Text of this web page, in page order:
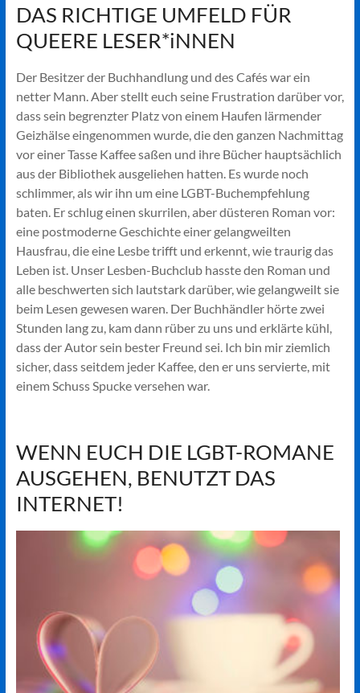
DAS RICHTIGE UMFELD FÜR
QUEERE LESER*iNNEN
Der Besitzer der Buchhandlung und des Cafés war ein
netter Mann. Aber stellt euch seine Frustration darüber vor,
dass sein begrenzter Platz von einem Haufen lärmender
Geizhälse eingenommen wurde, die den ganzen Nachmittag
vor einer Tasse Kaffee saßen und ihre Bücher hauptsächlich
aus der Bibliothek ausgeliehen hatten. Es wurde noch
schlimmer, als wir ihn um eine LGBT-Buchempfehlung
baten. Er schlug einen skurrilen, aber düsteren Roman vor:
eine postmoderne Geschichte einer gelangweilten
Hausfrau, die eine Lesbe trifft und erkennt, wie traurig das
Leben ist. Unser Lesben-Buchclub hasste den Roman und
alle beschwerten sich lautstark darüber, wie gelangweilt sie
beim Lesen gewesen waren. Der Buchhändler hörte zwei
Stunden lang zu, kam dann rüber zu uns und erklärte kühl,
dass der Autor sein bester Freund sei. Ich bin mir ziemlich
sicher, dass seitdem jeder Kaffee, den er uns servierte, mit
einem Schuss Spucke versehen war.
WENN EUCH DIE LGBT-ROMANE
AUSGEHEN, BENUTZT DAS
INTERNET!